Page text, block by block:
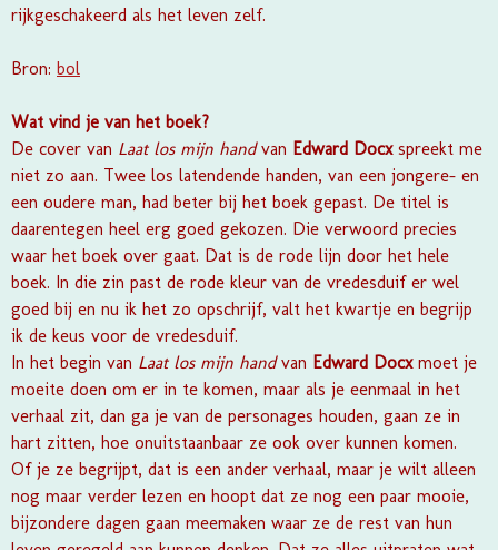
rijkgeschakeerd als het leven zelf.
Bron: bol
Wat vind je van het boek?
De cover van Laat los mijn handvan Edward Docxspreekt me
niet zo aan. Twee los latendende handen, van een jongere- en
een oudere man, had beter bij het boek gepast. De titel is
daarentegen heel erg goed gekozen. Die verwoord precies
waar het boek over gaat. Dat is de rode lijn door het hele
boek. In die zin past de rode kleur van de vredesduif er wel
goed bij en nu ik het zo opschrijf, valt het kwartje en begrijp
ik de keus voor de vredesduif.
In het begin van Laat los mijn handvan Edward Docx moet je
moeite doen om er in te komen, maar als je eenmaal in het
verhaal zit, dan ga je van de personages houden, gaan ze in
hart zitten, hoe onuitstaanbaar ze ook over kunnen komen.
Of je ze begrijpt, dat is een ander verhaal, maar je wilt alleen
nog maar verder lezen en hoopt dat ze nog een paar mooie,
bijzondere dagen gaan meemaken waar ze de rest van hun